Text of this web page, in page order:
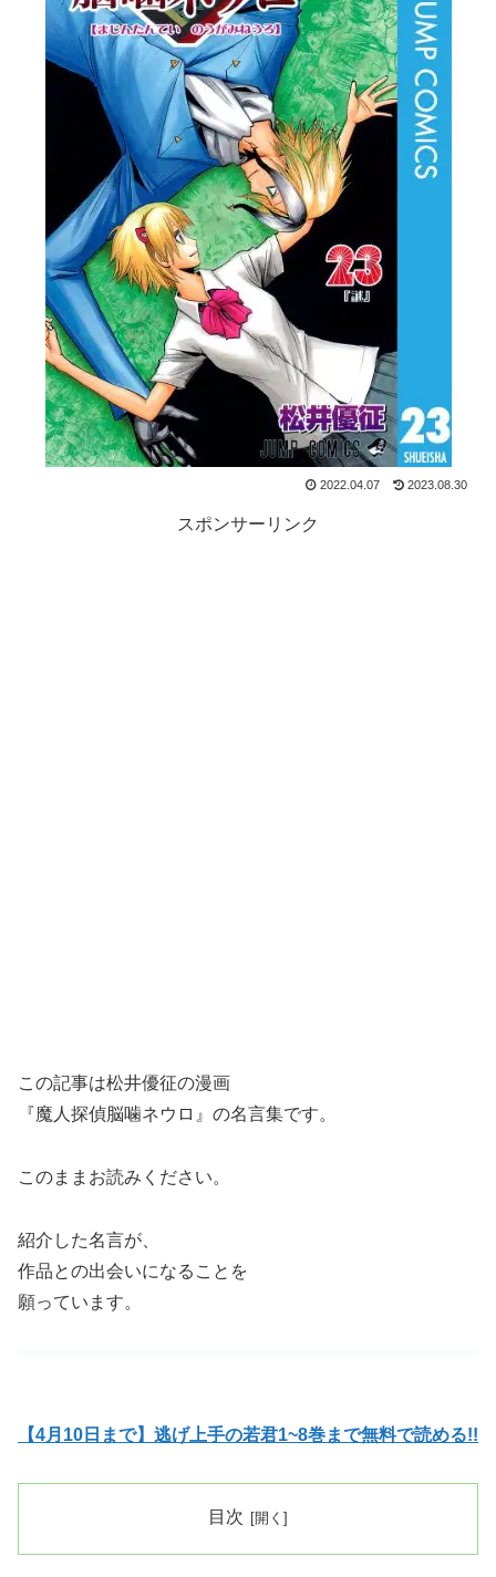
2022.04.07 2023.08.30
スポンサーリンク
この記事は松井優征の漫画
『魔人探偵脳噛ネウロ』の名言集です。
このままお読みください。
紹介した名言が、
作品との出会いになることを
願っています。
【4月10日まで】逃げ上手の若君1~8巻まで無料で読める!!
目次